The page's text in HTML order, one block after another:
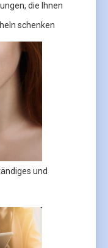
die Ihnen
schenken
und